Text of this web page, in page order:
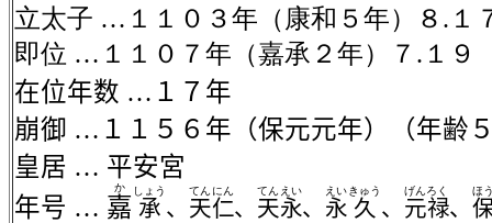
立太子 …１１０３年（康和５年）８ . １
即位 …１１０７年（嘉承２年）７ . １
在位年数 …１７年
崩御 …１１５６年（保元元年）（年齢
皇居 … 平安宮
年号 … 嘉
か
承
しょう
、 天
てん
仁
にん
、 天
てん
永
えい
、 永
えい
久
きゅう
、 元
げん
禄
ろく
、
ほ